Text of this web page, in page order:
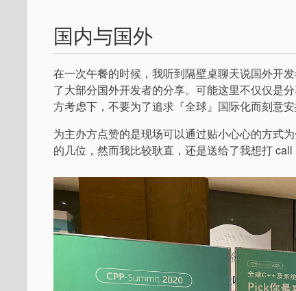
国内与国外
在一次午餐的时候，我听到隔壁桌聊天说国外开
了大部分国外开发者的分享。可能这里不仅仅是
方考虑下，不要为了追求『全球』国际化而刻意安
为主办方点赞的是现场可以通过贴小心心的方式
的几位，然而我比较耿直，还是送给了我想打 call